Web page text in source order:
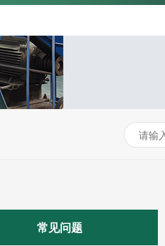
常见问题